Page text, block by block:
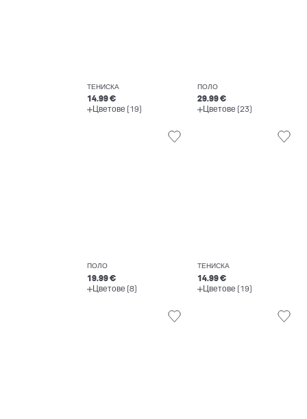
ТЕНИСКА
14.99 €
Цветове (19)
ПОЛО
29.99 €
Цветове (23)
ПОЛО
19.99 €
Цветове (8)
ТЕНИСКА
14.99 €
Цветове (19)